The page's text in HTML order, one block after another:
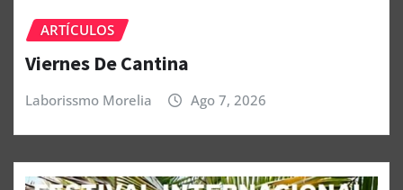
ARTÍCULOS
Viernes De Cantina
Laborissmo Morelia Ago 7, 2026